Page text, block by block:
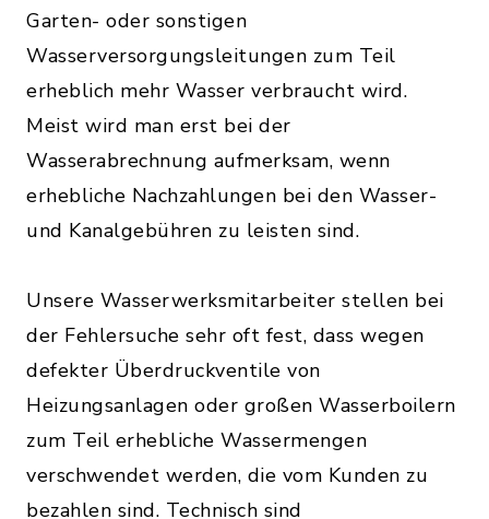
Garten- oder sonstigen
Wasserversorgungsleitungen zum Teil
erheblich mehr Wasser verbraucht wird.
Meist wird man erst bei der
Wasserabrechnung aufmerksam, wenn
erhebliche Nachzahlungen bei den Wasser-
und Kanalgebühren zu leisten sind.
Unsere Wasserwerksmitarbeiter stellen bei
der Fehlersuche sehr oft fest, dass wegen
defekter Überdruckventile von
Heizungsanlagen oder großen Wasserboilern
zum Teil erhebliche Wassermengen
verschwendet werden, die vom Kunden zu
bezahlen sind. Technisch sind